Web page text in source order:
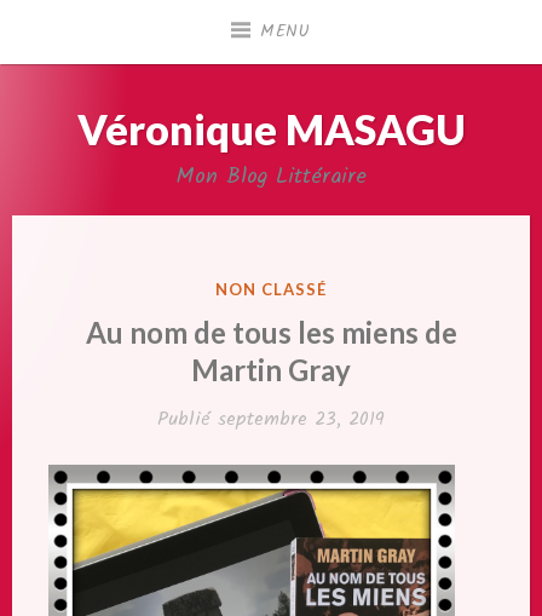
MENU
Véronique MASAGU
Mon Blog Littéraire
PUBLIÉ
NON CLASSÉ
Au nom de tous les miens de
Martin Gray
Publié septembre 23, 2019